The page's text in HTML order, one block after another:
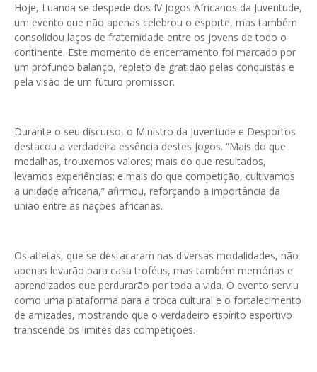
Hoje, Luanda se despede dos IV Jogos Africanos da Juventude,
um evento que não apenas celebrou o esporte, mas também
consolidou laços de fraternidade entre os jovens de todo o
continente. Este momento de encerramento foi marcado por
um profundo balanço, repleto de gratidão pelas conquistas e
pela visão de um futuro promissor.
Durante o seu discurso, o Ministro da Juventude e Desportos
destacou a verdadeira essência destes Jogos. “Mais do que
medalhas, trouxemos valores; mais do que resultados,
levamos experiências; e mais do que competição, cultivamos
a unidade africana,” afirmou, reforçando a importância da
união entre as nações africanas.
Os atletas, que se destacaram nas diversas modalidades, não
apenas levarão para casa troféus, mas também memórias e
aprendizados que perdurarão por toda a vida. O evento serviu
como uma plataforma para a troca cultural e o fortalecimento
de amizades, mostrando que o verdadeiro espírito esportivo
transcende os limites das competições.